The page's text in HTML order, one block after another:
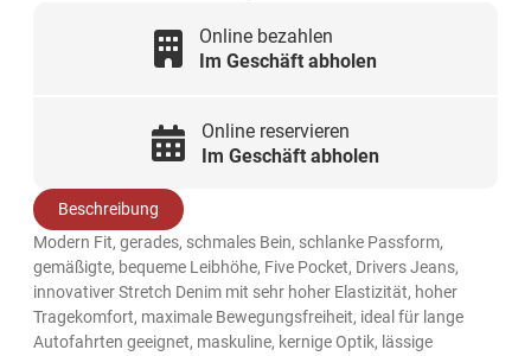
Online bezahlen
Im Geschäft abholen
Online reservieren
Im Geschäft abholen
Beschreibung
Modern Fit, gerades, schmales Bein, schlanke Passform,
gemäßigte, bequeme Leibhöhe, Five Pocket, Drivers Jeans,
innovativer Stretch Denim mit sehr hoher Elastizität, hoher
Tragekomfort, maximale Bewegungsfreiheit, ideal für lange
Autofahrten geeignet, maskuline, kernige Optik, lässige